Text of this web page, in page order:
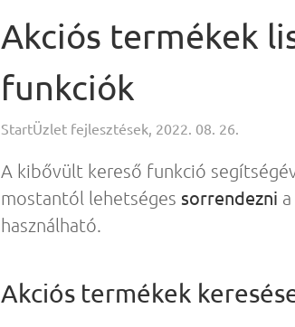
Akciós termékek
funkciók
StartÜzlet fejlesztések, 2022. 08. 26.
A kibővült kereső funkció
mostantól lehetséges sorrendezni
használható.
Akciós termékek